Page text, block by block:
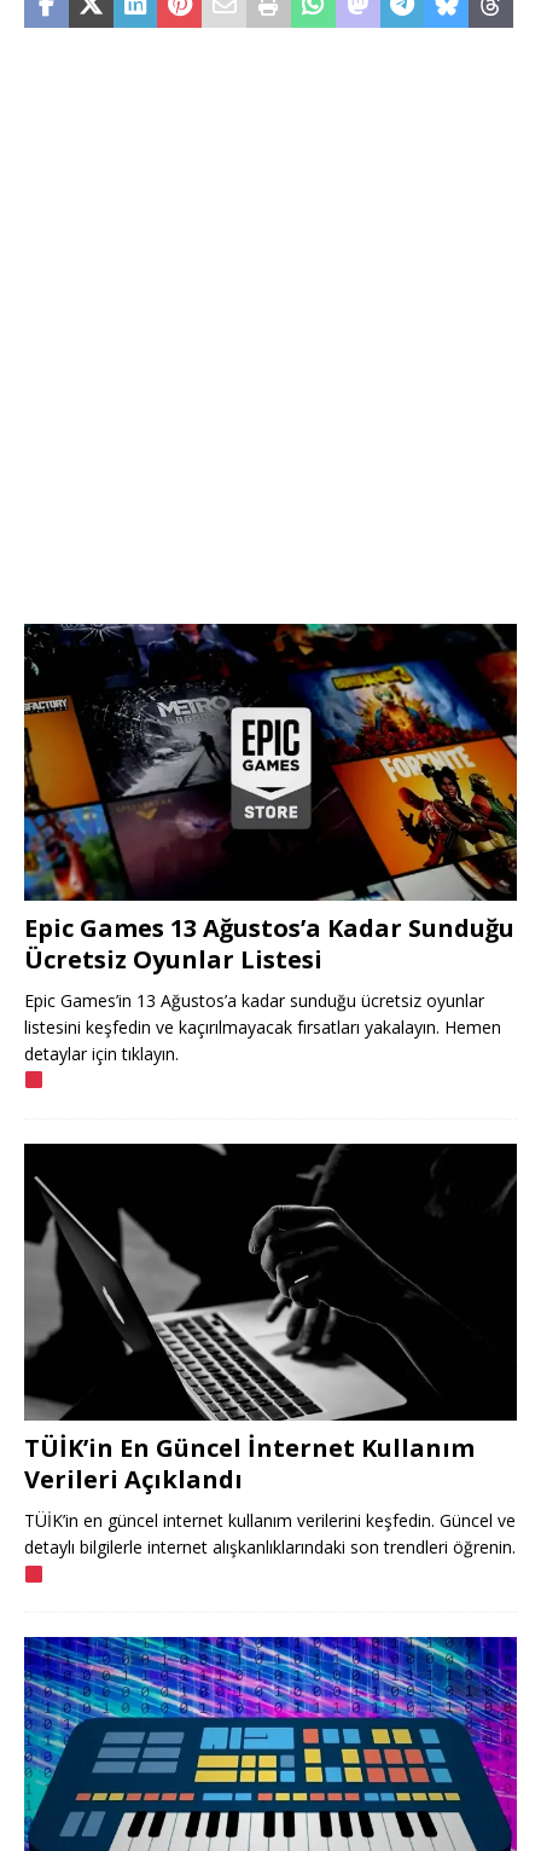
Epic Games 13 Ağustos’a Kadar Sunduğu
Ücretsiz Oyunlar Listesi
Epic Games’in 13 Ağustos’a kadar sunduğu ücretsiz oyunlar
listesini keşfedin ve kaçırılmayacak fırsatları yakalayın. Hemen
detaylar için tıklayın.
TÜİK’in En Güncel İnternet Kullanım
Verileri Açıklandı
TÜİK’in en güncel internet kullanım verilerini keşfedin. Güncel ve
detaylı bilgilerle internet alışkanlıklarındaki son trendleri öğrenin.